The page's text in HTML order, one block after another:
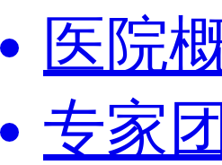
医院
专家